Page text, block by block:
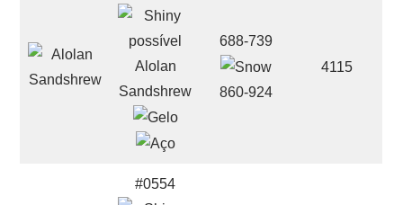
Alolan
Sandshrew
688-739
860-924
4115
#0554